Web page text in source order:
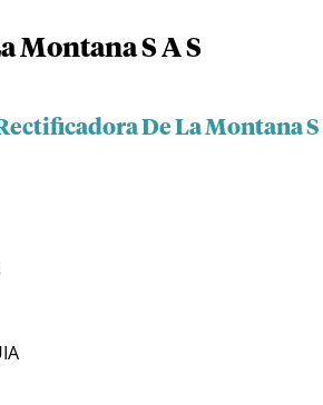
Montana S A S
De La Montana S